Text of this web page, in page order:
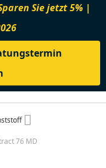
Sie jetzt 5% |
76 MD